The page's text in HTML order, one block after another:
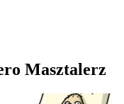
Masztalerz